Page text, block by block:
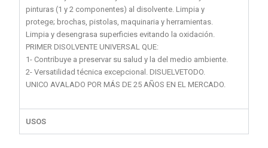
pinturas (1 y 2 componentes) al disolvente. Limpia y
protege; brochas, pistolas, maquinaria y herramientas.
Limpia y desengrasa superficies evitando la oxidación.
PRIMER DISOLVENTE UNIVERSAL QUE:
1- Contribuye a preservar su salud y la del medio ambiente.
2- Versatilidad técnica excepcional. DISUELVETODO.
UNICO AVALADO POR MÁS DE 25 AÑOS EN EL MERCADO.
USOS